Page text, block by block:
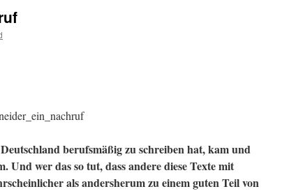
berufsmäßig zu schreiben hat, kam und
wer das so tut, dass andere diese Texte mit
als andersherum zu einem guten Teil von